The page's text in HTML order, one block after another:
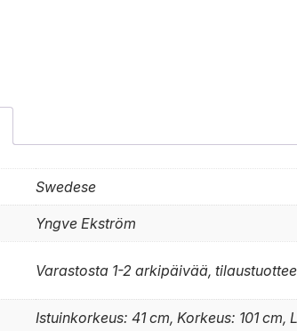
Swedese
Yngve Ekström
Varastosta 1-2 arkipäivää,
Istuinkorkeus: 41 cm, Korkeus: 101